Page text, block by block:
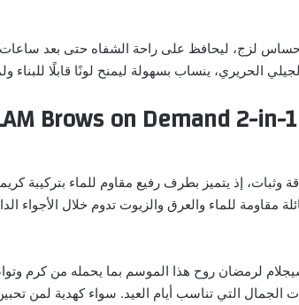
لزج، ليحافظ على راحة الشفاه حتى بعد ساعات
الحريري، ينساب بسهولة ليمنح لونًا قابلًا
Brows on Demand 2-in-
وثبات، إذ يتميز بطرف رفيع مقاوم للماء بتركيبة
مقاومة للماء والعرق والزيوت تدوم خلال الأجواء
لرمضان روح هذا الموسم بما يحمله من كرم
التي تناسب أيام العيد. سواء كهدية لمن تحبين،